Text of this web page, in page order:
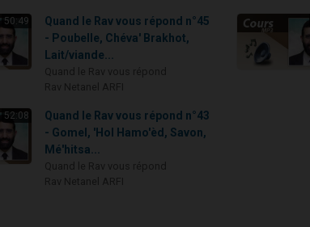
50:49
Quand le Rav vous répond n°45
- Poubelle, Chéva' Brakhot,
Lait/viande...
52:08
Quand le Rav vous répond n°43
- Gomel, 'Hol Hamo'èd, Savon,
Mé'hitsa...